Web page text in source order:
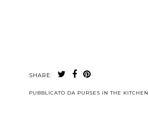
SHARE:
PUBBLICATO DA PURSES IN THE KITCHEN